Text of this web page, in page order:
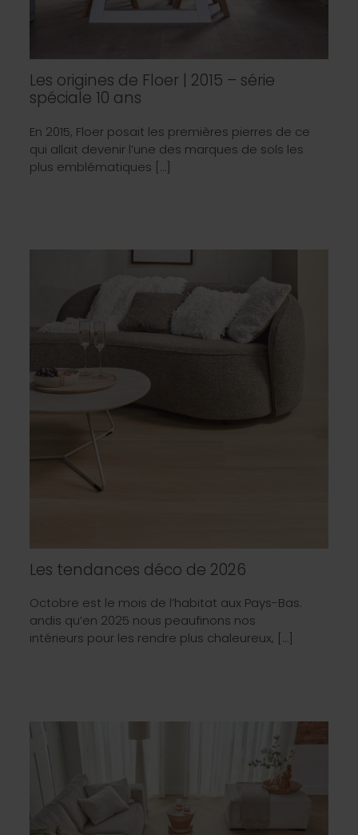
Les origines de Floer | 2015 – série
spéciale 10 ans
En 2015, Floer posait les premières pierres de ce
qui allait devenir l’une des marques de sols les
plus emblématiques […]
Les tendances déco de 2026
Octobre est le mois de l’habitat aux Pays-Bas.
andis qu’en 2025 nous peaufinons nos
intérieurs pour les rendre plus chaleureux, […]